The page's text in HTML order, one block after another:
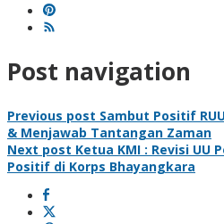
Post navigation
Previous post Sambut Positif
& Menjawab Tantangan Zaman
Next post Ketua KMI : Revisi UU
Positif di Korps Bhayangkara